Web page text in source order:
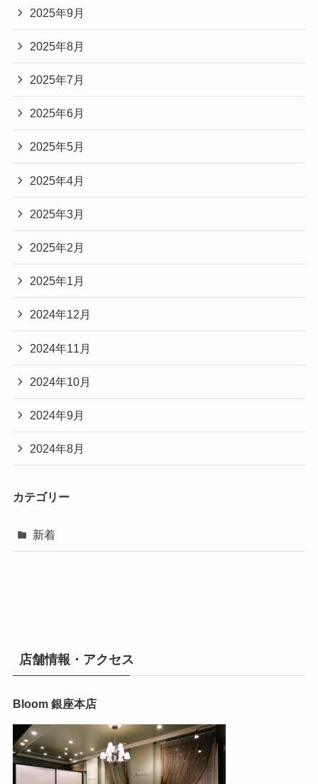
2025年9月
2025年8月
2025年7月
2025年6月
2025年5月
2025年4月
2025年3月
2025年2月
2025年1月
2024年12月
2024年11月
2024年10月
2024年9月
2024年8月
カテゴリー
新着
店舗情報・アクセス
Bloom 銀座本店